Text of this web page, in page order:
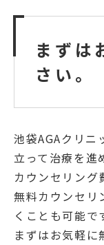
まずは
さい。
池袋AGAクリニ
立って治療を進
カウンセリング
無料カウンセリ
くことも可能で
まずはお気軽に